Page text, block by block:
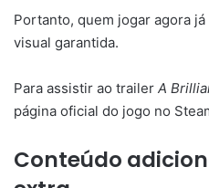
Portanto, quem jogar agora
visual garantida.
Para assistir ao trailer A
página oficial do jogo no
Conteúdo